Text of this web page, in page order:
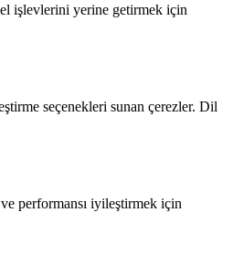
işlevlerini yerine getirmek için
seçenekleri sunan çerezler. Dil
performansı iyileştirmek için